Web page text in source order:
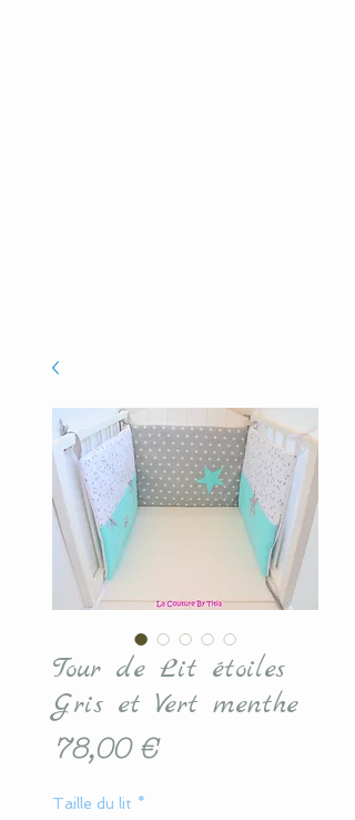
Tour de Lit étoiles
Gris et Vert menthe
78,00 €Prix
Taille du lit *